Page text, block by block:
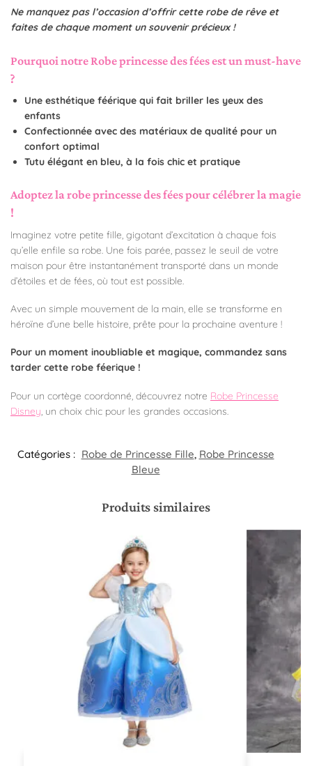
Ne manquez pas l’occasion d’offrir cette robe de rêve et
faites de chaque moment un souvenir précieux !
Pourquoi notre Robe princesse des fées est un must-have
?
Une esthétique féérique qui fait briller les yeux des
enfants
Confectionnée avec des matériaux de qualité pour un
confort optimal
Tutu élégant en bleu, à la fois chic et pratique
Adoptez la robe princesse des fées pour célébrer la magie
!
Imaginez votre petite fille, gigotant d’excitation à chaque fois
qu’elle enfile sa robe. Une fois parée, passez le seuil de votre
maison pour être instantanément transporté dans un monde
d’étoiles et de fées, où tout est possible.
Avec un simple mouvement de la main, elle se transforme en
héroïne d’une belle histoire, prête pour la prochaine aventure !
Pour un moment inoubliable et magique, commandez sans
tarder cette robe féerique !
Pour un cortège coordonné, découvrez notre Robe Princesse
Disney , un choix chic pour les grandes occasions.
Catégories : Robe de Princesse Fille, Robe Princesse
Bleue
Produits similaires